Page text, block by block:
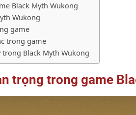
Black Myth Wukong
Wukong
game
trong game
Black Myth Wukong
trọng trong game